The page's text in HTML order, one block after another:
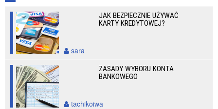
JAK BEZPIECZNIE UŻYWAĆ
KARTY KREDYTOWEJ?
sara
ZASADY WYBORU KONTA
BANKOWEGO
tachikoiwa